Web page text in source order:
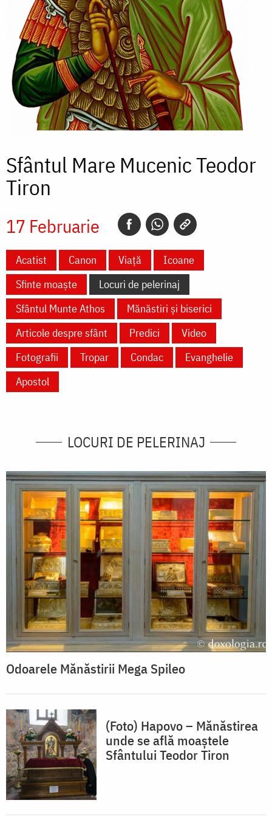
Sfântul Mare Mucenic Teodor
Tiron
17 Februarie
Acatist Canon Viață
Icoane
Sfinte moaște
Locuri de pelerinaj
Sfântul Munte Athos
Mănăstiri și biserici
Articole despre sfânt
Predici
Video
Fotografii
Tropar Condac
Evanghelie
Apostol
LOCURI DE PELERINAJ
Odoarele Mănăstirii Mega Spileo
(Foto) Hapovo – Mănăstirea
unde se află moaștele
Sfântului Teodor Tiron